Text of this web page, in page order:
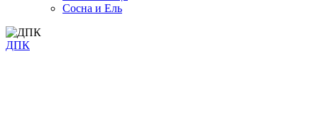
Сосна и Ель
ДПК